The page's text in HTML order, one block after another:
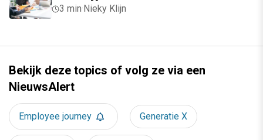
3 min· Nieky Klijn
Bekijk deze topics of volg ze via een
NieuwsAlert
Employee journey Generatie X